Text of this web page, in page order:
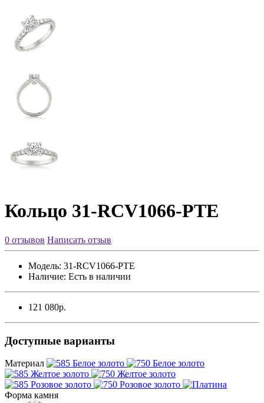
Кольцо 31-RCV1066-PTE
0 отзывов Написать отзыв
Модель: 31-RCV1066-PTE
Наличие: Есть в наличии
121 080р.
Доступные варианты
Материал
Форма камня